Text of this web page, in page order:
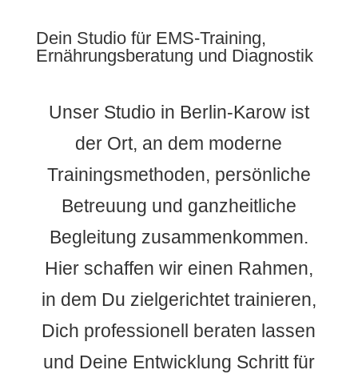
Dein Studio für EMS-Training,
Ernährungsberatung und Diagnostik
Unser Studio in Berlin-Karow ist
der Ort, an dem moderne
Trainingsmethoden, persönliche
Betreuung und ganzheitliche
Begleitung zusammenkommen.
Hier schaffen wir einen Rahmen,
in dem Du zielgerichtet trainieren,
Dich professionell beraten lassen
und Deine Entwicklung Schritt für